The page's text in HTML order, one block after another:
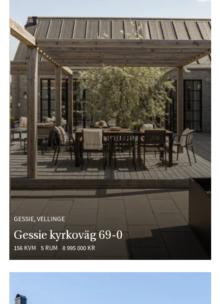
GESSIE, VELLINGE
Gessie kyrkoväg 69-0
156 KVM 5 RUM 8 995 000 KR